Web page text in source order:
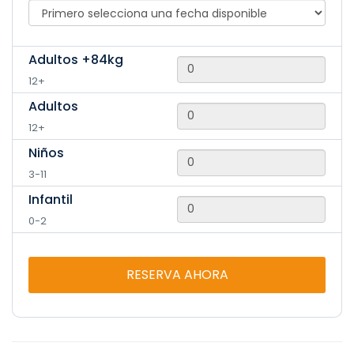
IMPORTANTE: Si un miembro de la familia que nos va a
visitar no pudiera montar, ya sea por peso o cualquier otra
circunstancia, puede acompañar y realizar la actividad.
¡Consúltanos y te indicaremos cómo lo haremos!
Adultos +84kg
12+
Adultos
12+
Niños
3-11
Infantil
0-2
RESERVA AHORA